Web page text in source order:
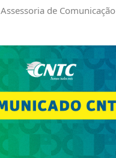
Assessoria de Comunicação